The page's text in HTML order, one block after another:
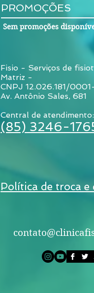
PROMOÇÕES
Sem promoções
Fisio - Serviços de
Matriz -
CNPJ 12.026.181/
Av. Antônio Sales, 681
Central de atendimento:
(85) 3246-
Política de troca e